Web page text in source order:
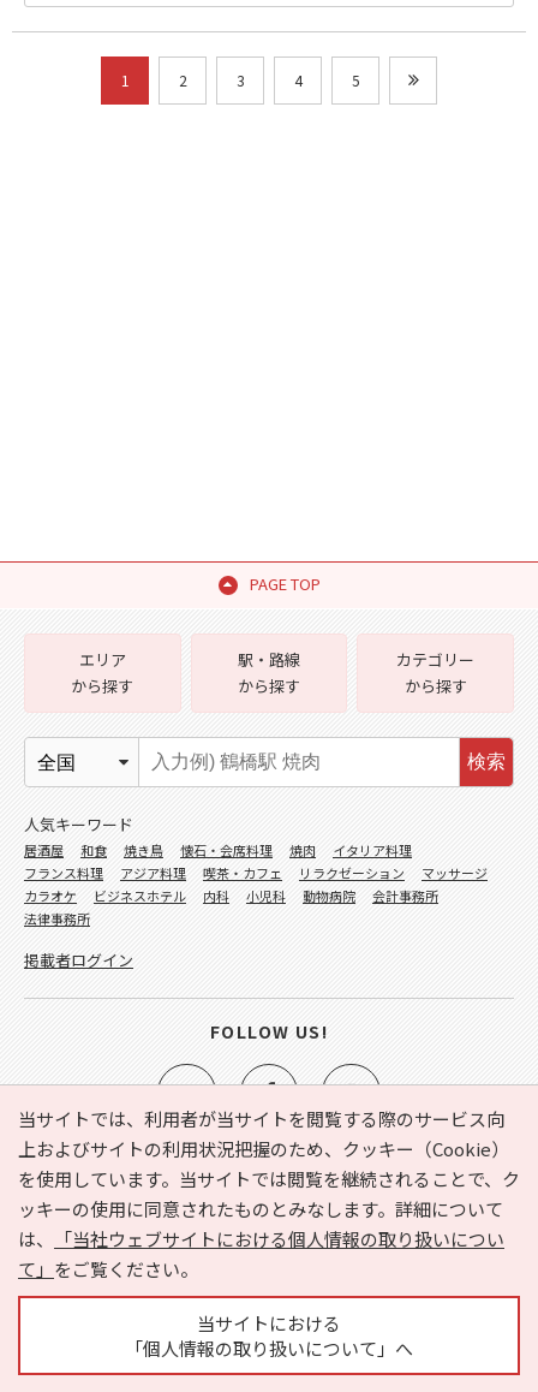
1 2 3 4 5
PAGE TOP
当サイトでは、利用者が当サイトを閲覧する際のサービス向
上およびサイトの利用状況把握のため、クッキー（Cookie）
を使用しています。当サイトでは閲覧を継続されることで、ク
ッキーの使用に同意されたものとみなします。詳細について
は、
「当社ウェブサイトにおける個人情報の取り扱いについ
て」 をご覧ください。
当サイトにおける
「個人情報の取り扱いについて」へ
e-NAVITA（イーナビタ）とは？ お気に入り
ヘルプ
利用規約
個人情報の取り扱いについて
運営会社
サイトマップ
広告掲載に関するお問い合わせ
エリア
から探す
駅・路線
から探す
カテゴリー
から探す
検索
人気キーワード
居酒屋 和食 焼き鳥 懐石・会席料理 焼肉
イタリア料理
フランス料理
アジア料理 喫茶・カフェ リラクゼーション
マッサージ
カラオケ
ビジネスホテル 内科 小児科 動物病院
会計事務所
法律事務所
掲載者ログイン
FOLLOW US!